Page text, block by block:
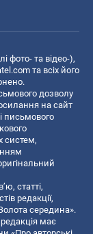
фото- та відео-),
та всіх його
дозволу
на сайт
письмового
систем,
статті,
редакції,
середина».
має